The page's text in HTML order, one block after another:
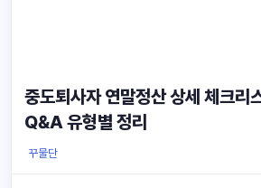
중도퇴사자 연말정산 상세 체크리
Q&A 유형별 정리
꾸물단